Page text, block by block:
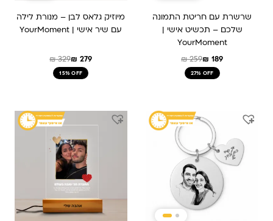
שרשרת עם חריטת התמונה
שלכם – תכשיט אישי |
YourMoment
₪259₪ 189
27% OFF
מיוזיק גלאס לבן – מנורת לילה
עם שיר אישי | YourMoment
₪329₪ 279
15% OFF
המקורי
היה:
₪ 239.
הנוכחי
הוא:
₪ 159.
המחיר
המחיר